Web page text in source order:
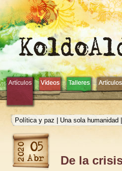
Artículos Vídeos Talleres
Artículos Vídeos Talleres
Política y paz Una sola humanidad
De la